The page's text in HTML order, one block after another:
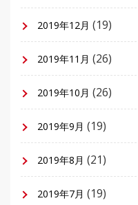
2019年12月 (19)
2019年11月 (26)
2019年10月 (26)
2019年9月 (19)
2019年8月 (21)
2019年7月 (19)